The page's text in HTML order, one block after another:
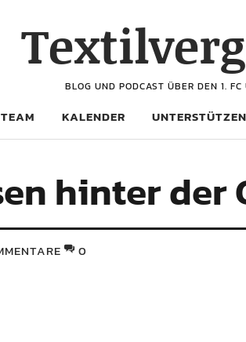
BLOG UND PODCAST ÜBER DEN 1.
TEAM KALENDER UNTERSTÜTZEN
hinter der
0